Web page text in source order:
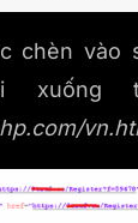
chèn vào
xuống